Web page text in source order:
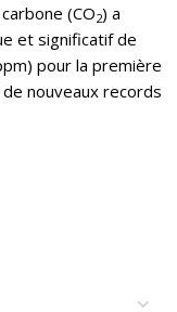
(CO2) a
et significatif de
pour la première
nouveaux records